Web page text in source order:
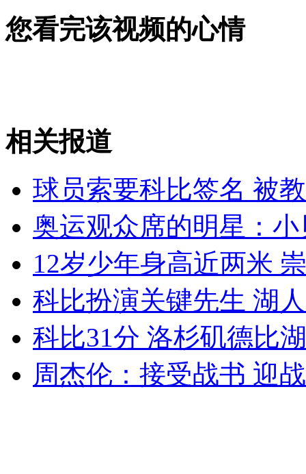
普京7年首度访伦敦仅为柔道赛
女孩北京地铁殴打老人 痛下狠手拳打脚踢
外交部：反对强权政治霸凌主义
外交部：有关国家言论片面不公正
您看完该视频的心情
相关报道
球员索要科比签名 被
奥运观众席的明星：
12岁少年身高近两米
科比扮演关键先生 湖
科比31分 洛杉矶德比
周杰伦：接受战书 迎